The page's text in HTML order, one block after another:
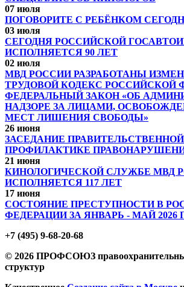
07 июля
ПОГОВОРИТЕ С РЕБЁНКОМ
03 июля
СЕГОДНЯ РОССИЙСКОЙ
ИСПОЛНЯЕТСЯ 90 ЛЕТ
02 июля
МВД РОССИИ РАЗРАБОТАНЫ
ТРУДОВОЙ КОДЕКС РОССИЙСКОЙ
ФЕДЕРАЛЬНЫЙ ЗАКОН «ОБ
НАДЗОРЕ ЗА ЛИЦАМИ,
МЕСТ ЛИШЕНИЯ СВОБОДЫ»
26 июня
ЗАСЕДАНИЕ
ПРОФИЛАКТИКЕ
21 июня
КИНОЛОГИЧЕСКОЙ СЛУЖБЕ МВД
ИСПОЛНЯЕТСЯ 117 ЛЕТ
17 июня
СОСТОЯНИЕ ПРЕСТУПНОСТИ В
ФЕДЕРАЦИИ ЗА ЯНВАРЬ - МАЙ 2026
+7 (495) 9-68-20-68
© 2026 ПРОФСОЮЗ
структур